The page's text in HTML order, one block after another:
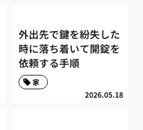
外出先で鍵を紛失した
時に落ち着いて開錠を
依頼する手順
2026.05.18
家